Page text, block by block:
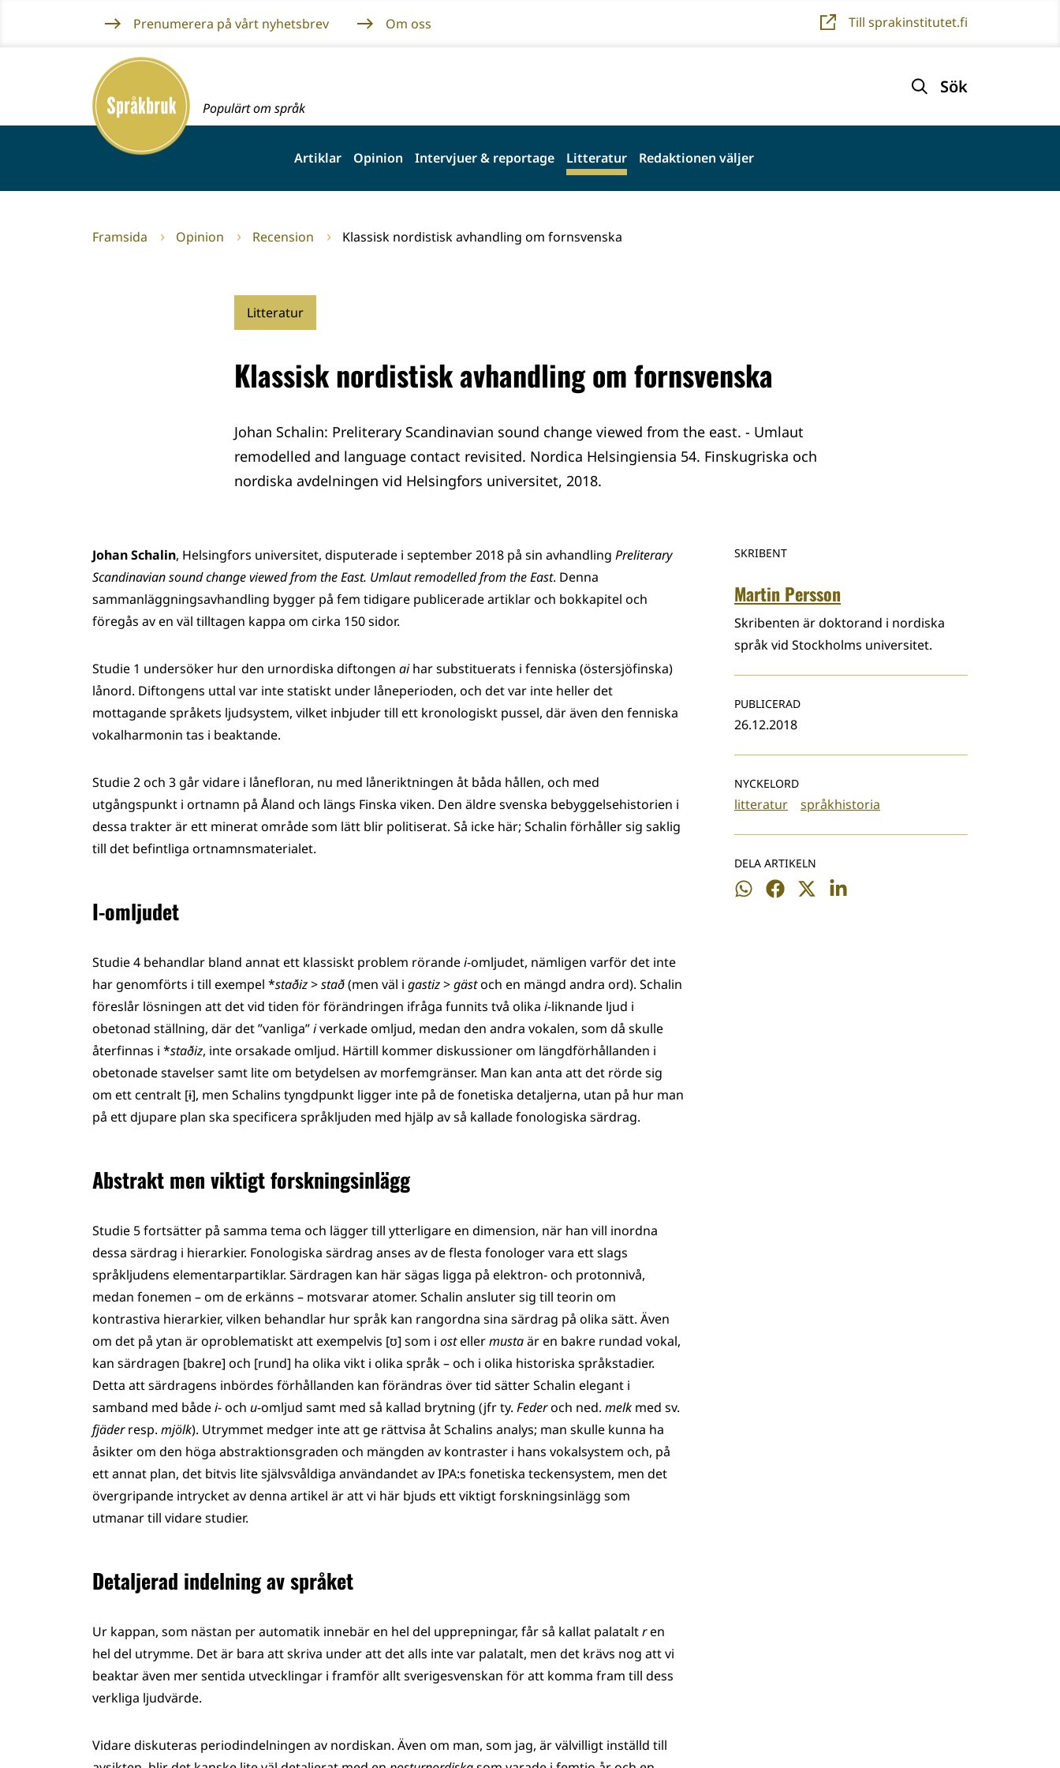
innehållet
Prenumerera på vårt nyhetsbrev Om oss Till sprakinstitutet.fi
Framsida
Populärt om språk
Sök
Artiklar Opinion Intervjuer & reportage Litteratur Redaktionen väljer
Framsida Opinion Recension Klassisk nordistisk avhandling om fornsvenska
Litteratur
Klassisk nordistisk avhandling om fornsvenska
Johan Schalin: Preliterary Scandinavian sound change viewed from the east. - Umlaut
remodelled and language contact revisited. Nordica Helsingiensia 54. Finskugriska och
nordiska avdelningen vid Helsingfors universitet, 2018.
SKRIBENT
Martin Persson
Skribenten är doktorand i nordiska
språk vid Stockholms universitet.
PUBLICERAD
26.12.2018
NYCKELORD
litteratur språkhistoria
DELA ARTIKELN
Dela
Dela
Dela
Dela
Johan Schalin, Helsingfors universitet, disputerade i september 2018 på sin avhandling Preliterary
Scandinavian sound change viewed from the East. Umlaut remodelled from the East. Denna
sammanläggningsavhandling bygger på fem tidigare publicerade artiklar och bokkapitel och
föregås av en väl tilltagen kappa om cirka 150 sidor.
Studie 1 undersöker hur den urnordiska diftongen aihar substituerats i fenniska (östersjöfinska)
lånord. Diftongens uttal var inte statiskt under låneperioden, och det var inte heller det
mottagande språkets ljudsystem, vilket inbjuder till ett kronologiskt pussel, där även den fenniska
vokalharmonin tas i beaktande.
Studie 2 och 3 går vidare i lånefloran, nu med låneriktningen åt båda hållen, och med
utgångspunkt i ortnamn på Åland och längs Finska viken. Den äldre svenska bebyggelsehistorien i
dessa trakter är ett minerat område som lätt blir politiserat. Så icke här; Schalin förhåller sig saklig
till det befintliga ortnamnsmaterialet.
I-omljudet
Studie 4 behandlar bland annat ett klassiskt problem rörandei-omljudet, nämligen varför det inte
har genomförts i till exempel *staðiz>stað(men väl i gastiz>gästoch en mängd andra ord). Schalin
föreslår lösningen att det vid tiden för förändringen ifråga funnits två olika i-liknande ljud i
obetonad ställning, där det ”vanliga”iverkade omljud, medan den andra vokalen, som då skulle
återfinnas i *staðiz, inte orsakade omljud. Härtill kommer diskussioner om längdförhållanden i
obetonade stavelser samt lite om betydelsen av morfemgränser. Man kan anta att det rörde sig
om ett centralt [ɨ], men Schalins tyngdpunkt ligger inte på de fonetiska detaljerna, utan på hur man
på ett djupare plan ska specificera språkljuden med hjälp av så kallade fonologiska särdrag.
Abstrakt men viktigt forskningsinlägg
Studie 5 fortsätter på samma tema och lägger till ytterligare en dimension, när han vill inordna
dessa särdrag i hierarkier. Fonologiska särdrag anses av de flesta fonologer vara ett slags
språkljudens elementarpartiklar. Särdragen kan här sägas ligga på elektron- och protonnivå,
medan fonemen – om de erkänns – motsvarar atomer. Schalin ansluter sig till teorin om
kontrastiva hierarkier, vilken behandlar hur språk kan rangordna sina särdrag på olika sätt. Även
om det på ytan är oproblematiskt att exempelvis [ʊ] som i ostellermustaär en bakre rundad vokal,
kan särdragen [bakre] och [rund] ha olika vikt i olika språk – och i olika historiska språkstadier.
Detta att särdragens inbördes förhållanden kan förändras över tid sätter Schalin elegant i
samband med bådei- och u-omljud samt med så kallad brytning (jfr ty. Federoch ned. melk med sv.
fjäderresp. mjölk). Utrymmet medger inte att ge rättvisa åt Schalins analys; man skulle kunna ha
åsikter om den höga abstraktionsgraden och mängden av kontraster i hans vokalsystem och, på
ett annat plan, det bitvis lite självsvåldiga användandet av IPA:s fonetiska teckensystem, men det
övergripande intrycket av denna artikel är att vi här bjuds ett viktigt forskningsinlägg som
utmanar till vidare studier.
Detaljerad indelning av språket
Ur kappan, som nästan per automatik innebär en hel del upprepningar, får så kallat palataltren
hel del utrymme. Det är bara att skriva under att det alls inte var palatalt, men det krävs nog att vi
beaktar även mer sentida utvecklingar i framför allt sverigesvenskan för att komma fram till dess
verkliga ljudvärde.
Vidare diskuteras periodindelningen av nordiskan. Även om man, som jag, är välvilligt inställd till